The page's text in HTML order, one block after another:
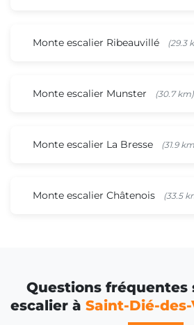
Monte escalier Ribeauvillé (29.3
Monte escalier Munster (30.7 km)
Monte escalier La Bresse (31.9
Monte escalier Châtenois (33.5
Questions fréquentes
escalier à Saint-Dié-des-